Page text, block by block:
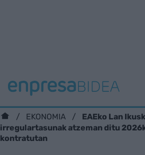
EKONOMIA
EAEko Lan
irregulartasunak atzeman ditu
kontratutan